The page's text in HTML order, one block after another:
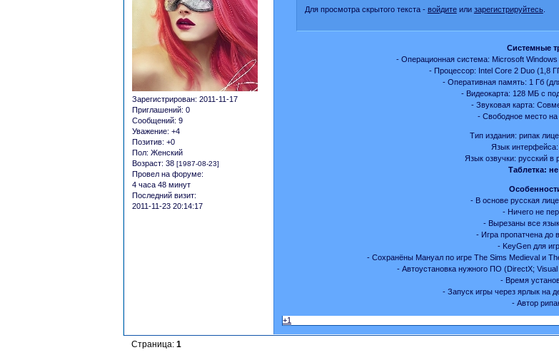
Зарегистрирован: 2011-11-17
Приглашений: 0
Сообщений: 9
Уважение: +4
Позитив: +0
Пол: Женский
Возраст: 38 [1987-08-23]
Провел на форуме:
4 часа 48 минут
Последний визит:
2011-11-23 20:14:17
Для просмотра скрытого текста - войдитеили зарегистрируйтесь.
Системные
- Операционная система: Microsoft
- Процессор: Intel Core 2 Duo (1,8
- Оперативная память: 1 Гб
- Видеокарта: 128 МБ с
- Звуковая карта:
- Свободное место
Тип издания: рипак
Язык интерфейса:
Язык озвучки: русский в
Таблетка:
- В основе русская
- Ничего не
- Вырезаны все
- Игра пропатчена до
- KeyGen для
- Сохранёны Мануал по игре The Sims Medieval и
- Автоустановка нужного ПО (DirectX;
- Время
- Запуск игры через ярлык на
- Автор
+1
Страница:1